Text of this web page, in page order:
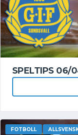
SPELTIPS 06/
FOTBOLL